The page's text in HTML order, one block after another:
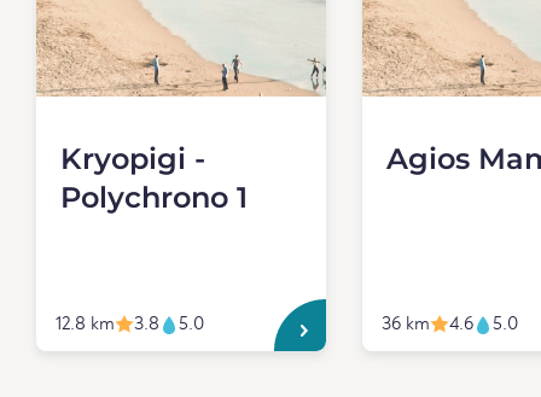
Kryopigi -
Polychrono 1
12.8 km 3.8 5.0
Agios
36 km 4.6 5.0